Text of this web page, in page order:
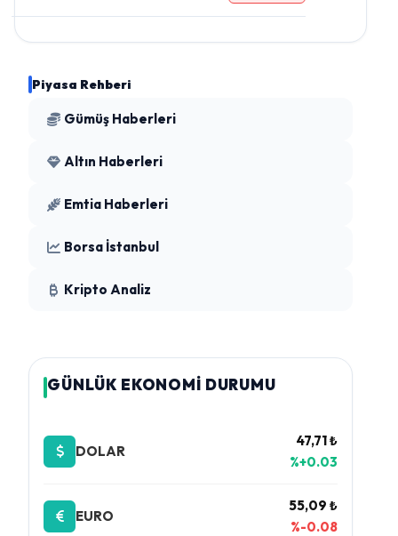
Piyasa Rehberi
Gümüş Haberleri
Altın Haberleri
Emtia Haberleri
Borsa İstanbul
Kripto Analiz
GÜNLÜK EKONOMİ DURUMU
DOLAR
47,71 ₺
%+0.03
EURO
55,09 ₺
%-0.08